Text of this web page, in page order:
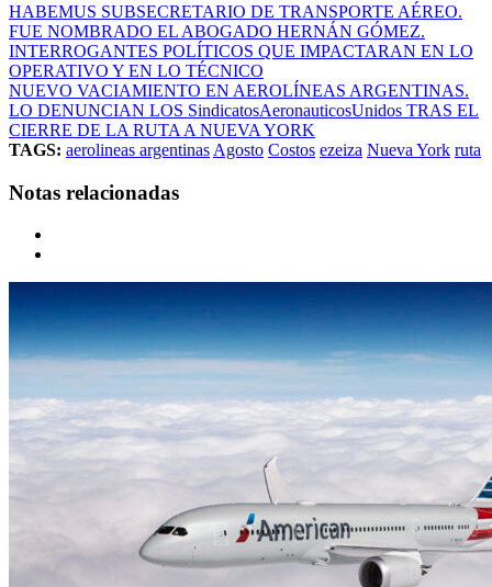
HABEMUS SUBSECRETARIO DE TRANSPORTE AÉREO.
FUE NOMBRADO EL ABOGADO HERNÁN GÓMEZ.
INTERROGANTES POLÍTICOS QUE IMPACTARAN EN LO
OPERATIVO Y EN LO TÉCNICO
NUEVO VACIAMIENTO EN AEROLÍNEAS ARGENTINAS.
LO DENUNCIAN LOS SindicatosAeronauticosUnidos TRAS EL
CIERRE DE LA RUTA A NUEVA YORK
TAGS: aerolineas argentinas Agosto Costos ezeiza Nueva York ruta
Notas relacionadas